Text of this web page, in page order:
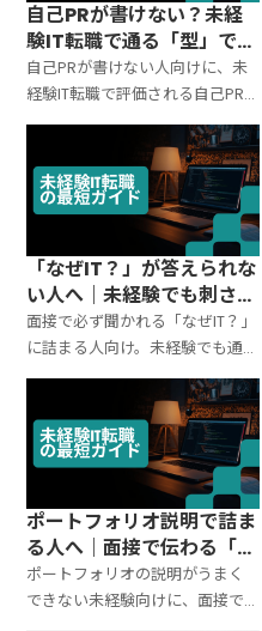
自己PRが書けない？未経
験IT転職で通る「型」で完
成させる方法
自己PRが書けない人向けに、未
経験IT転職で評価される自己PR
の「型」と作り方を解説。強み
の見つけ方、エピソード整理、
例文、NG→改善まで一気に整え
ます。
「なぜIT？」が答えられな
い人へ｜未経験でも刺さる
一行の作り方
面接で必ず聞かれる「なぜIT？」
に詰まる人向け。未経験でも通る
答えの型（結論→根拠→行動）
と、職種別の一行例文、NG例の
直し方まで整理して、迷わず話せ
る状態にします。
ポートフォリオ説明で詰ま
る人へ｜面接で伝わる「話
す順番」テンプレ
ポートフォリオの説明がうまく
できない未経験向けに、面接で